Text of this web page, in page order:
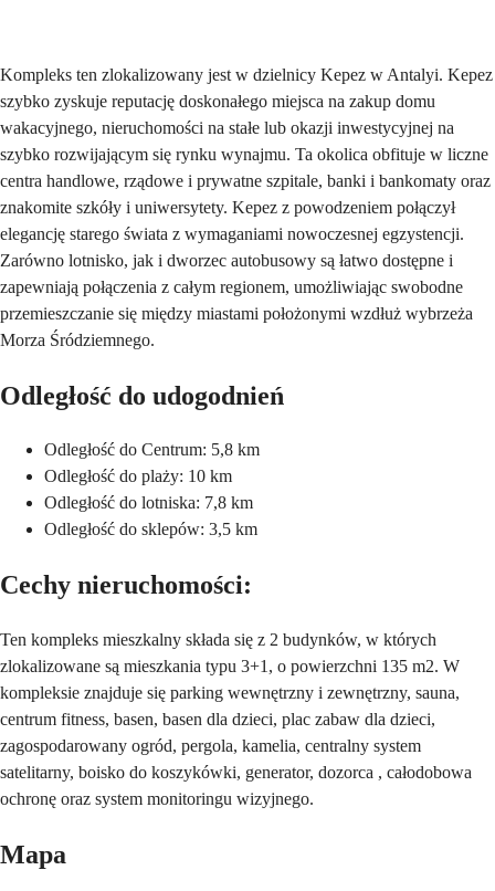
Kompleks ten zlokalizowany jest w dzielnicy Kepez w Antalyi. Kepez
szybko zyskuje reputację doskonałego miejsca na zakup domu
wakacyjnego, nieruchomości na stałe lub okazji inwestycyjnej na
szybko rozwijającym się rynku wynajmu. Ta okolica obfituje w liczne
centra handlowe, rządowe i prywatne szpitale, banki i bankomaty oraz
znakomite szkóły i uniwersytety. Kepez z powodzeniem połączył
elegancję starego świata z wymaganiami nowoczesnej egzystencji.
Zarówno lotnisko, jak i dworzec autobusowy są łatwo dostępne i
zapewniają połączenia z całym regionem, umożliwiając swobodne
przemieszczanie się między miastami położonymi wzdłuż wybrzeża
Morza Śródziemnego.
Odległość do udogodnień
Odległość do Centrum: 5,8 km
Odległość do plaży: 10 km
Odległość do lotniska: 7,8 km
Odległość do sklepów: 3,5 km
Cechy nieruchomości:
Ten kompleks mieszkalny składa się z 2 budynków, w których
zlokalizowane są mieszkania typu 3+1, o powierzchni 135 m2. W
kompleksie znajduje się parking wewnętrzny i zewnętrzny, sauna,
centrum fitness, basen, basen dla dzieci, plac zabaw dla dzieci,
zagospodarowany ogród, pergola, kamelia, centralny system
satelitarny, boisko do koszykówki, generator, dozorca , całodobowa
ochronę oraz system monitoringu wizyjnego.
Mapa